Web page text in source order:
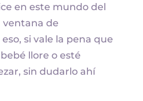
en este mundo del
ventana de
si vale la pena que
llore o esté
sin dudarlo ahí